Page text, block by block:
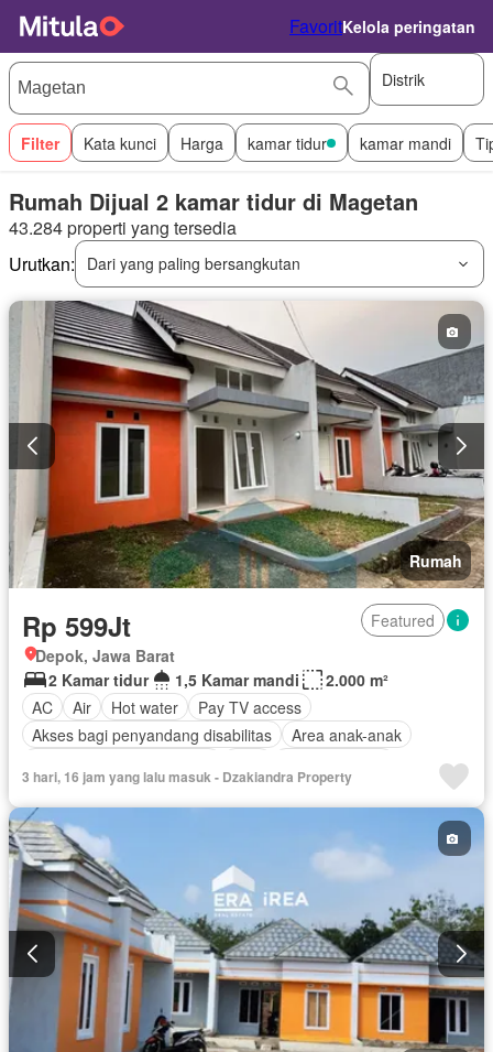
FavoritKelola peringatan
Distrik
Filter Kata kunci Harga kamar tidur kamar mandi
Rumah Dijual 2 kamar tidur di Magetan
43.284 properti yang tersedia
Urutkan:
Dari yang paling bersangkutan
Rumah
Rp 599Jt
Featured
Depok, Jawa Barat
2 Kamar tidur
1,5 Kamar mandi
2.000 m²
AC
Air Hot water
Pay TV access
Akses bagi penyandang disabilitas
Area anak-anak
Interkom
Internet Kabel video
Keamanan
Keamanan 24 jam
Pramutamu
Secure parking
Ruang layanan
Taman atap
Tangki air
Telephone
Televisi Garasi Halaman
Tanpa perabotan
3 hari, 16 jam yang lalu masuk - Dzakiandra Property